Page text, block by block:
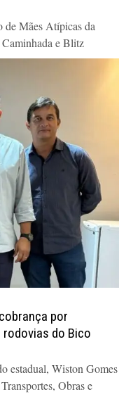
de Mães Atípicas da
e Blitz
por
do Bico
estadual, Wiston Gomes
Obras e